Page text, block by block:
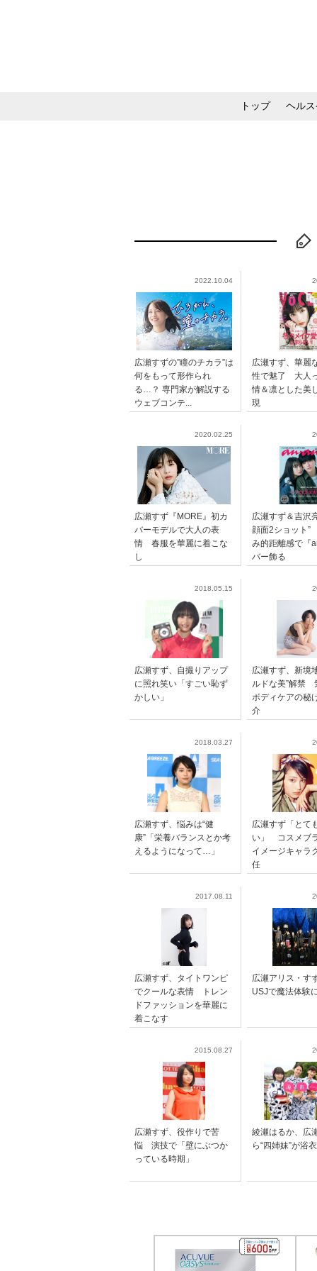
トップ ヘル
2022.10.04
広瀬すずの”瞳のチカラ”は
何をもって形作られ
る…？ 専門家が解説する
ウェブコンテ...
広瀬すず、華麗
性で魅了 大人
情＆凛とした美
現
2020.02.25
広瀬すず『MORE』初カ
バーモデルで大人の表
情 春服を華麗に着こな
し
広瀬すず＆吉沢
顔面2ショット
み的距離感で『
バー飾る
2018.05.15
広瀬すず、自撮りアップ
に照れ笑い「すごい恥ず
かしい」
広瀬すず、新境
ルドな美”解禁
ボディケアの秘
介
2018.03.27
広瀬すず、悩みは“健
康”「栄養バランスとか考
えるようになって…」
広瀬すず「とて
い」 コスメブ
イメージキャラ
任
2017.08.11
広瀬すず、タイトワンピ
でクールな表情 トレン
ドファッションを華麗に
着こなす
広瀬アリス・す
USJで魔法体験
2015.08.27
広瀬すず、役作りで苦
悩 演技で「壁にぶつか
っている時期」
綾瀬はるか、広
ら“四姉妹”が浴